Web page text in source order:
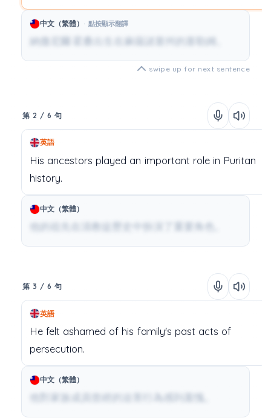
中文（繁體） 點按顯示翻譯
納撒尼爾·霍桑出生在麻薩諸塞州的塞勒姆。
swipe up for next sentence
第 2 / 6 句
英語
His ancestors played an important role in Puritan
history.
中文（繁體）
他的祖先在清教徒歷史中扮演了重要角色。
第 3 / 6 句
英語
He felt ashamed of his family's past acts of
persecution.
中文（繁體）
他對家族成員曾經的迫害行為感到羞愧。